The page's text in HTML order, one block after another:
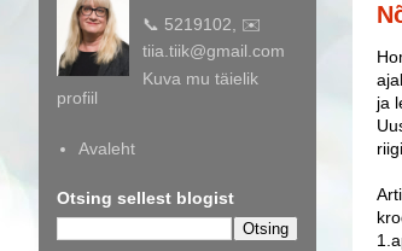
ja
📞 5219102, ✉️
tiia.tiik@gmail.com
Kuva mu täielik
profiil
Avaleht
Otsing sellest blogist